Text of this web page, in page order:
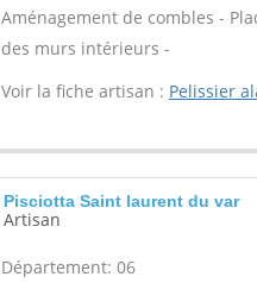
Aménagement de combles -
des murs intérieurs -
Voir la fiche artisan : Pelissier
Pisciotta Saint laurent du var
Artisan
Département: 06